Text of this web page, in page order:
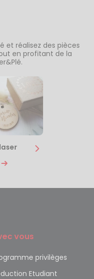
et réalisez des pièces
en profitant de la
vous
privilèges
Etudiant